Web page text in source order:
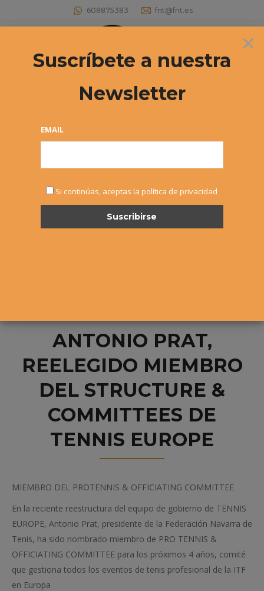
608875383 fnt@fnt.es
Buscar:
ANTONIO PRAT,
REELEGIDO MIEMBRO
DEL STRUCTURE &
COMMITTEES DE
TENNIS EUROPE
MIEMBRO DEL PROTENNIS & OFFICIATING COMMITTEE
En la reciente reestructura del equipo de gobierno de TENNIS
EUROPE, Antonio Prat, presidente de la Federación Navarra de
Tenis, ha sido nombrado miembro de PRO TENNIS &
OFFICIATING COMMITTEE para los próximos 4 años, comité
que gestiona todos los eventos de tenis profesional de la ITF
en Europa
×
Suscríbete a nuestra
Newsletter
EMAIL
Si continúas, aceptas la política de privacidad